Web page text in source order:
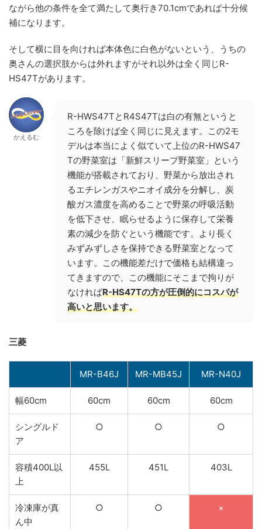
ながら他の条件を全て満たして奥行き70.1cmであれば十分候
補になります。
そして横に目を向ければ本体色に白色がないという、うちの
奥さんの選択肢からは外れますがそれ以外は全く同じR-
HS47Tがあります。
かえるむ
R-HWS47TとR4S47Tは白の有無というと
ころを除けば全く同じに見えます。この2モ
デルは本当によく似ていて上位のR-HWS47
Tの野菜室は「新鮮スリープ野菜室」という
機能が搭載されており、野菜から放出され
るエチレンガスやニオイ成分を分解し、炭
酸ガス濃度を高めることで野菜の呼吸活動
を低下させ、眠らせるように保存して栄養
素の減少を防ぐという機能です。より長く
みずみずしさを保持できる野菜室となって
います。この機能差だけで価格も結構違っ
てきますので、この機能にそこまで拘りが
なければR-HS47Tの方が圧倒的にコスパが
高いと思います。
三菱
MR-B46J MR-MB45J MR-N40J
幅60cm 60cm 60cm 60cm
シングルド
ア
○ ○ ○
容積400L以
上
455L 451L 403L
冷凍庫が真
ん中
○ ○ ×